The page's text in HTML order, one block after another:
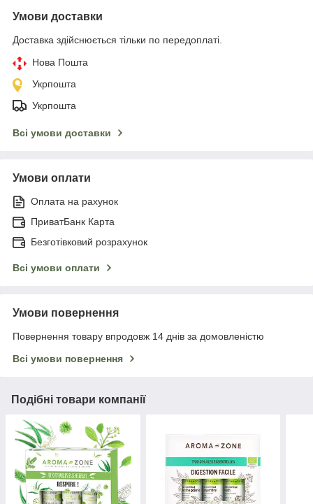
Умови доставки
Доставка здійснюється тільки по передоплаті.
Нова Пошта
Укрпошта
Укрпошта
Всі умови доставки
Умови оплати
Оплата на рахунок
ПриватБанк Карта
Безготівковий розрахунок
Всі умови оплати
Умови повернення
Повернення товару впродовж 14 днів за домовленістю
Всі умови повернення
Подібні товари компанії